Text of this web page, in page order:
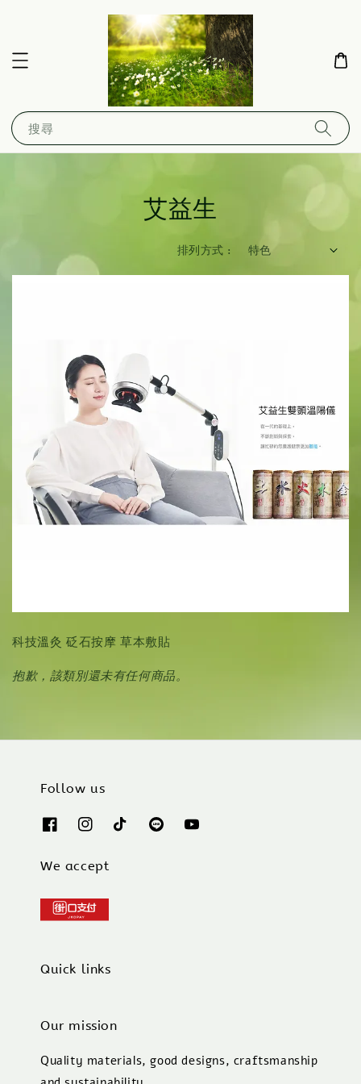
搜尋
艾益生
排列方式 :
科技溫灸 砭石按摩 草本敷貼
抱歉，該類別還未有任何商品。
Follow us
We accept
Quick links
Our mission
Quality materials, good designs, craftsmanship